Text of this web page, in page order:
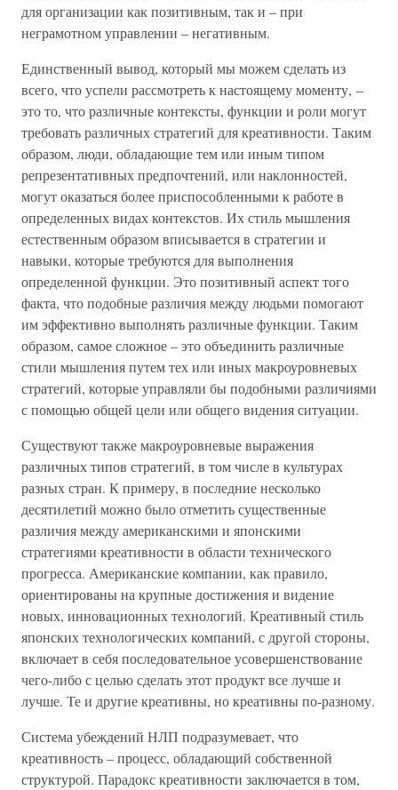
для организации как позитивным, так и – при
неграмотном управлении – негативным.
Единственный вывод, который мы можем сделать из
всего, что успели рассмотреть к настоящему моменту, –
это то, что различные контексты, функции и роли могут
требовать различных стратегий для креативности. Таким
образом, люди, обладающие тем или иным типом
репрезентативных предпочтений, или наклонностей,
могут оказаться более приспособленными к работе в
определенных видах контекстов. Их стиль мышления
естественным образом вписывается в стратегии и
навыки, которые требуются для выполнения
определенной функции. Это позитивный аспект того
факта, что подобные различия между людьми помогают
им эффективно выполнять различные функции. Таким
образом, самое сложное – это объединить различные
стили мышления путем тех или иных макроуровневых
стратегий, которые управляли бы подобными различиями
с помощью общей цели или общего видения ситуации.
Существуют также макроуровневые выражения
различных типов стратегий, в том числе в культурах
разных стран. К примеру, в последние несколько
десятилетий можно было отметить существенные
различия между американскими и японскими
стратегиями креативности в области технического
прогресса. Американские компании, как правило,
ориентированы на крупные достижения и видение
новых, инновационных технологий. Креативный стиль
японских технологических компаний, с другой стороны,
включает в себя последовательное усовершенствование
чего-либо с целью сделать этот продукт все лучше и
лучше. Те и другие креативны, но креативны по-разному.
Система убеждений НЛП подразумевает, что
креативность – процесс, обладающий собственной
структурой. Парадокс креативности заключается в том,